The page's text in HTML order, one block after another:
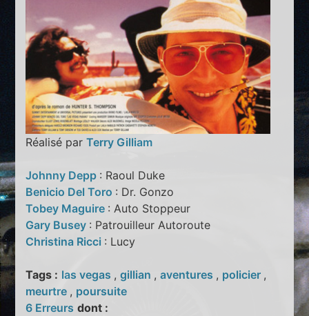
Réalisé parTerry Gilliam
Johnny Depp : Raoul Duke
Benicio Del Toro : Dr. Gonzo
Tobey Maguire : Auto Stoppeur
Gary Busey : Patrouilleur Autoroute
Christina Ricci : Lucy
Tags : las vegas ,gillian ,aventures , policier ,
meurtre , poursuite
6 Erreurs dont :